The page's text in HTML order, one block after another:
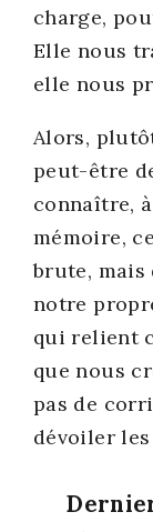
charge,
Elle nous
elle nous
Alors,
peut-être
connaître,
mémoire,
brute, mais
notre
qui relient
que nous
pas de
dévoi­ler